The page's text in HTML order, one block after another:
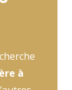
à